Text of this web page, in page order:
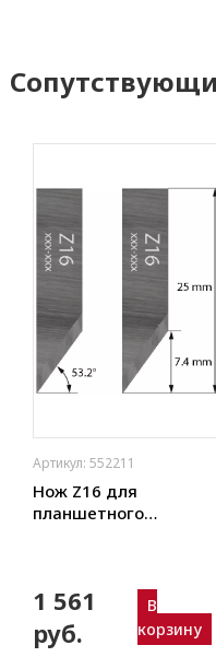
Артикул: 552211
Нож Z16 для
планшетного
JingWei и пр.)
1 561
руб.
В
корзину